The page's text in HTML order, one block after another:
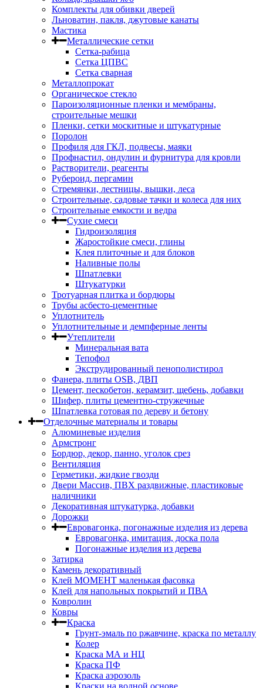
Комплекты для обивки дверей
Льноватин, пакля, джутовые канаты
Мастика
Металлические сетки
Сетка-рабица
Сетка ЦПВС
Сетка сварная
Металлопрокат
Органическое стекло
Пароизоляционные пленки и мембраны,
строительные мешки
Пленки, сетки москитные и штукатурные
Поролон
Профиля для ГКЛ, подвесы, маяки
Профнастил, ондулин и фурнитура для кровли
Растворители, реагенты
Рубероид, пергамин
Стремянки, лестницы, вышки, леса
Строительные, садовые тачки и колеса для них
Строительные емкости и ведра
Сухие смеси
Гидроизоляция
Жаростойкие смеси, глины
Клея плиточные и для блоков
Наливные полы
Шпатлевки
Штукатурки
Тротуарная плитка и бордюры
Трубы асбесто-цементные
Уплотнитель
Уплотнительные и демпферные ленты
Утеплители
Минеральная вата
Тепофол
Экструдированный пенополистирол
Фанера, плиты OSB, ДВП
Цемент, пескобетон, керамзит, щебень, добавки
Шифер, плиты цементно-стружечные
Шпатлевка готовая по дереву и бетону
Отделочные материалы и товары
Алюминевые изделия
Армстронг
Бордюр, декор, панно, уголок срез
Вентиляция
Герметики, жидкие гвозди
Двери Массив, ПВХ раздвижные, пластиковые
наличники
Декоративная штукатурка, добавки
Дорожки
Евровагонка, погонажные изделия из дерева
Евровагонка, имитация, доска пола
Погонажные изделия из дерева
Затирка
Камень декоративный
Клей МОМЕНТ маленькая фасовка
Клей для напольных покрытий и ПВА
Ковролин
Ковры
Краска
Грунт-эмаль по ржавчине, краска по металлу
Колер
Краска МА и НЦ
Краска ПФ
Краска аэрозоль